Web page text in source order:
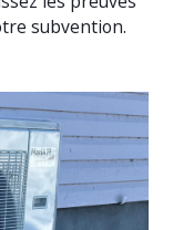
subvention.